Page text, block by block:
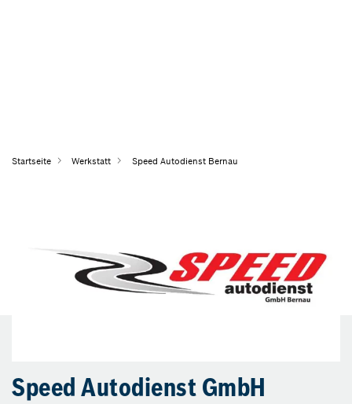
Startseite Werkstatt Speed Autodienst Bernau
Speed Autodienst GmbH